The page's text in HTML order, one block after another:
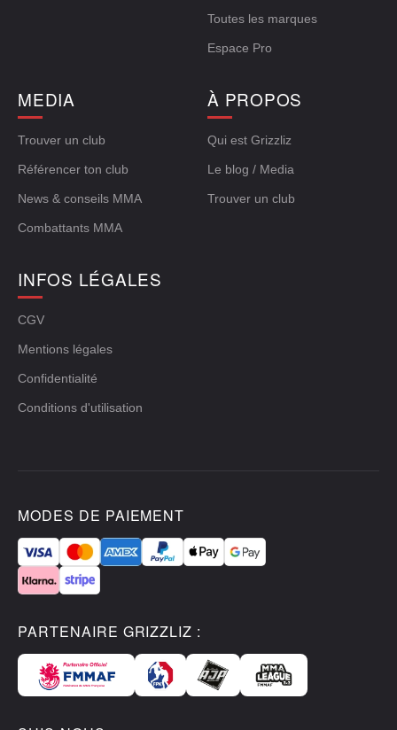
Toutes les marques
Espace Pro
MEDIA
Trouver un club
Référencer ton club
News & conseils MMA
Combattants MMA
À PROPOS
Qui est Grizzliz
Le blog / Media
Trouver un club
INFOS LÉGALES
CGV
Mentions légales
Confidentialité
Conditions d'utilisation
MODES DE PAIEMENT
PARTENAIRE GRIZZLIZ :